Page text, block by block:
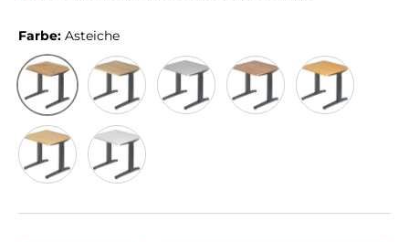
Farbe: Asteiche
Asteiche Eiche